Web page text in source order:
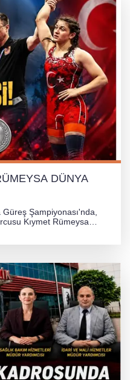
DÜNYA
Şampiyonası'nda,
Kıymet Rümeysa